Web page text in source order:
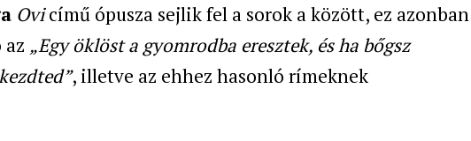
Ovicímű ópusza sejlik fel a sorok a között, ez azonban
„Egy öklöst a gyomrodba eresztek, és ha bőgsz
, illetve az ehhez hasonló rímeknek